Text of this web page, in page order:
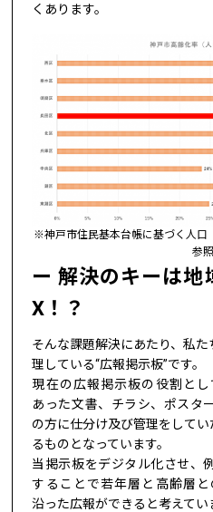
くあります。
※神戸市住民基本台帳に基づく人口
参照
解決のキーは地
X！？
そんな課題解決にあたり、私
理している“広報掲示板”です。
現在の広報掲示板の役割と
あった文書、チラシ、ポスタ
の方に仕分け及び管理をして
るものとなっています。
当掲示板をデジタル化させ、
することで若年層と高齢層
沿った広報ができると考えてい